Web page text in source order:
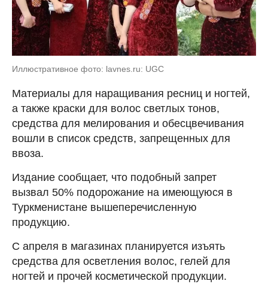
Иллюстративное фото: lavnes.ru: UGC
Материалы для наращивания ресниц и ногтей,
а также краски для волос светлых тонов,
средства для мелирования и обесцвечивания
вошли в список средств, запрещенных для
ввоза.
Издание сообщает, что подобный запрет
вызвал 50% подорожание на имеющуюся в
Туркменистане вышеперечисленную
продукцию.
С апреля в магазинах планируется изъять
средства для осветления волос, гелей для
ногтей и прочей косметической продукции.